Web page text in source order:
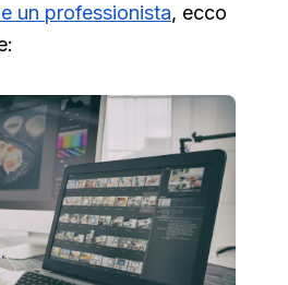
un professionista, ecco